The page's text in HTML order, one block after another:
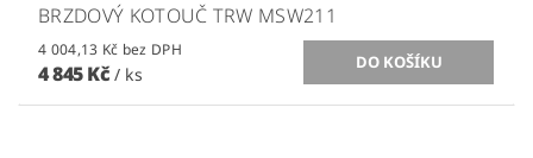
BRZDOVÝ KOTOUČ TRW MSW211
4 004,13 Kč bez DPH
4 845 Kč / ks